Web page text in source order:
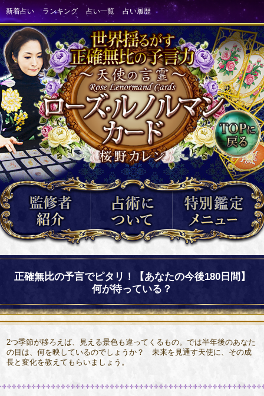
正確無比の予言でピタリ！【あなたの今後180日間】
何が待っている？
2つ季節が移ろえば、見える景色も違ってくるもの。では半年後のあなた
の目は、何を映しているのでしょうか？ 未来を見通す天使に、その成
長と変化を教えてもらいましょう。